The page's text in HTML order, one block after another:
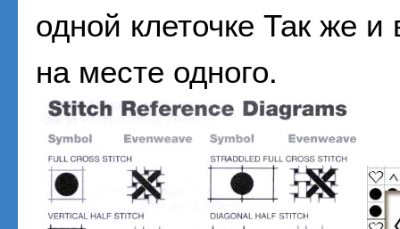
одной клеточке Так же
на месте одного.